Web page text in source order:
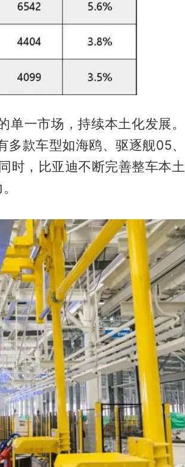
一市场，持续本土化发展。
款车型如海鸥、驱逐舰05、
时，比亚迪不断完善整车本土